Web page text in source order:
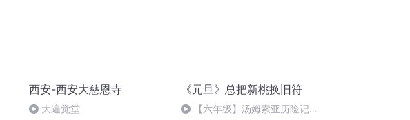
西安-西安大慈恩寺
大遍觉堂
《元旦》总把新桃换旧符
【六年级】汤姆索亚历险记